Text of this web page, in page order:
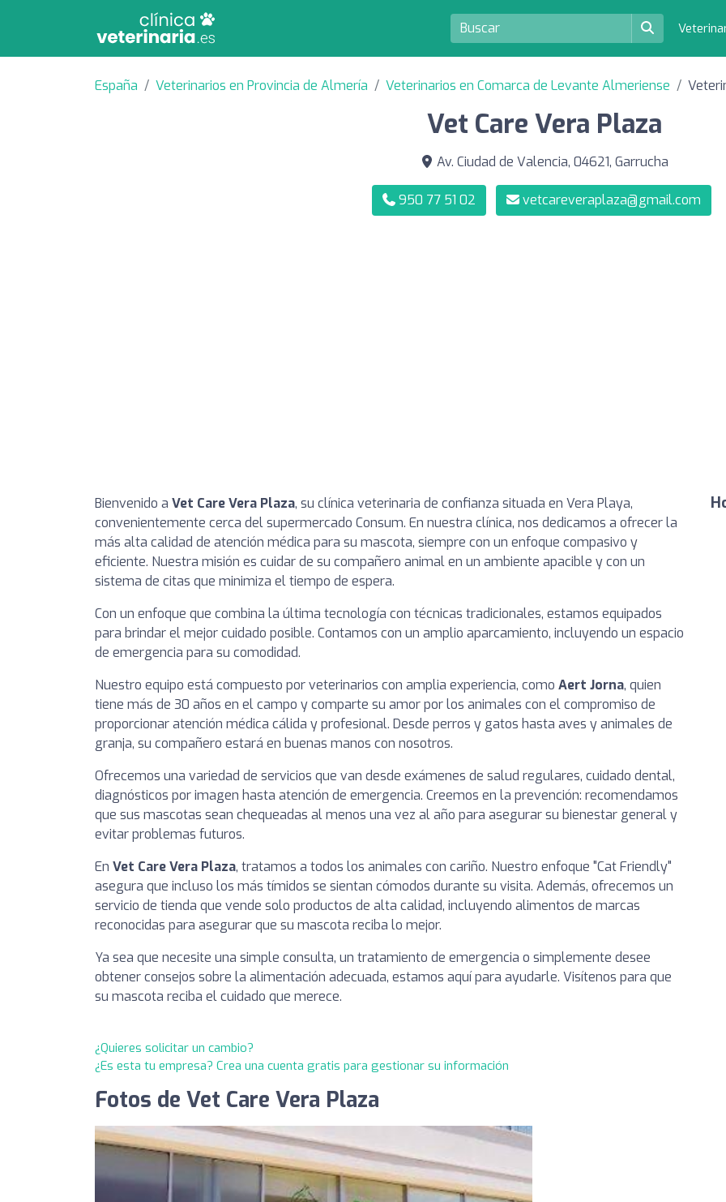
España Veterinarios en Provincia de Almería Veterinarios en Comarca de Levante Almeriense
Vet Care Vera Plaza
Av. Ciudad de Valencia, 04621, Garrucha
950 77 51 02 vetcareveraplaza@gmail.com
Bienvenido a Vet Care Vera Plaza, su clínica veterinaria de confianza situada en Vera Playa,
convenientemente cerca del supermercado Consum. En nuestra clínica, nos dedicamos a ofrecer la
más alta calidad de atención médica para su mascota, siempre con un enfoque compasivo y
eficiente. Nuestra misión es cuidar de su compañero animal en un ambiente apacible y con un
sistema de citas que minimiza el tiempo de espera.
Con un enfoque que combina la última tecnología con técnicas tradicionales, estamos equipados
para brindar el mejor cuidado posible. Contamos con un amplio aparcamiento, incluyendo un espacio
de emergencia para su comodidad.
Nuestro equipo está compuesto por veterinarios con amplia experiencia, como Aert Jorna, quien
tiene más de 30 años en el campo y comparte su amor por los animales con el compromiso de
proporcionar atención médica cálida y profesional. Desde perros y gatos hasta aves y animales de
granja, su compañero estará en buenas manos con nosotros.
Ofrecemos una variedad de servicios que van desde exámenes de salud regulares, cuidado dental,
diagnósticos por imagen hasta atención de emergencia. Creemos en la prevención: recomendamos
que sus mascotas sean chequeadas al menos una vez al año para asegurar su bienestar general y
evitar problemas futuros.
En Vet Care Vera Plaza, tratamos a todos los animales con cariño. Nuestro enfoque "Cat Friendly"
asegura que incluso los más tímidos se sientan cómodos durante su visita. Además, ofrecemos un
servicio de tienda que vende solo productos de alta calidad, incluyendo alimentos de marcas
reconocidas para asegurar que su mascota reciba lo mejor.
Ya sea que necesite una simple consulta, un tratamiento de emergencia o simplemente desee
obtener consejos sobre la alimentación adecuada, estamos aquí para ayudarle. Visítenos para que
su mascota reciba el cuidado que merece.
¿Quieres solicitar un cambio?
¿Es esta tu empresa? Crea una cuenta gratis para gestionar su información
Fotos de Vet Care Vera Plaza